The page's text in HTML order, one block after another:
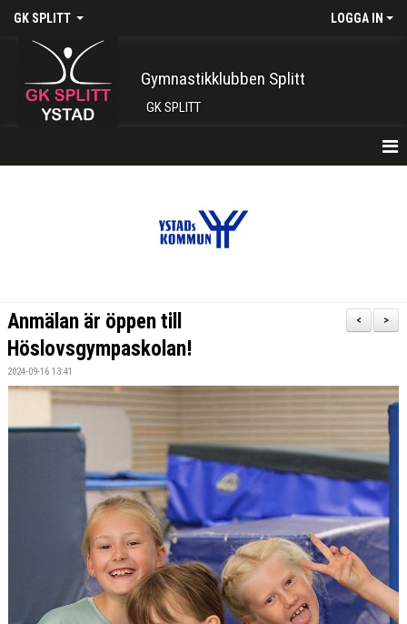
GK SPLITT LOGGA IN
Gymnastikklubben Splitt
GK SPLITT
INTRESSEANMÄLAN
GRUPPER OCH TIDER
FRÅGOR & SVAR
FUNKTIONÄRER
FRITIDSKORTET
>
<
Anmälan är öppen till
Höslovsgympaskolan!
2024-09-16 13:41